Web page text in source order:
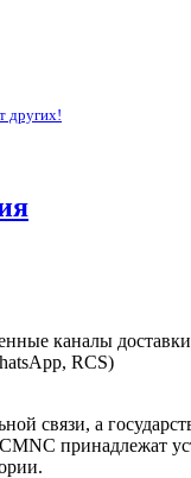
других!
каналы
RCS)
связи, а